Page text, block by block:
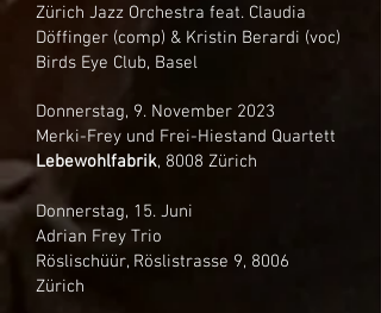
Zürich Jazz Orchestra feat. Claudia
Döffinger (comp) & Kristin Berardi (voc)
Birds Eye Club, Basel
Donnerstag, 9. November 2023
Merki-Frey und Frei-Hiestand Quartett
Lebewohlfabrik, 8008 Zürich
Donnerstag, 15. Juni
Adrian Frey Trio
Röslischüür, Röslistrasse 9, 8006
Zürich